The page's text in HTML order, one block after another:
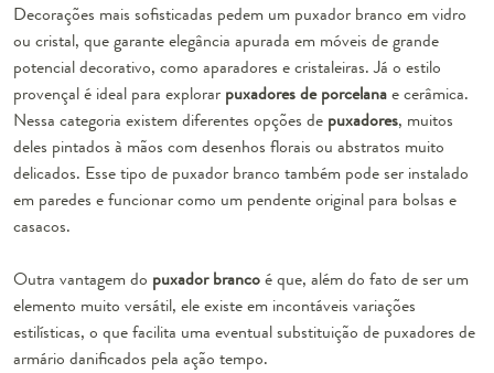
Decorações mais sofisticadas pedem um puxador branco em vidro
ou cristal, que garante elegância apurada em móveis de grande
potencial decorativo, como aparadores e cristaleiras. Já o estilo
provençal é ideal para explorar puxadores de porcelanae cerâmica.
Nessa categoria existem diferentes opções de puxadores, muitos
deles pintados à mãos com desenhos florais ou abstratos muito
delicados. Esse tipo de puxador branco também pode ser instalado
em paredes e funcionar como um pendente original para bolsas e
casacos.
Outra vantagem do puxador brancoé que, além do fato de ser um
elemento muito versátil, ele existe em incontáveis variações
estilísticas, o que facilita uma eventual substituição de puxadores de
armário danificados pela ação tempo.